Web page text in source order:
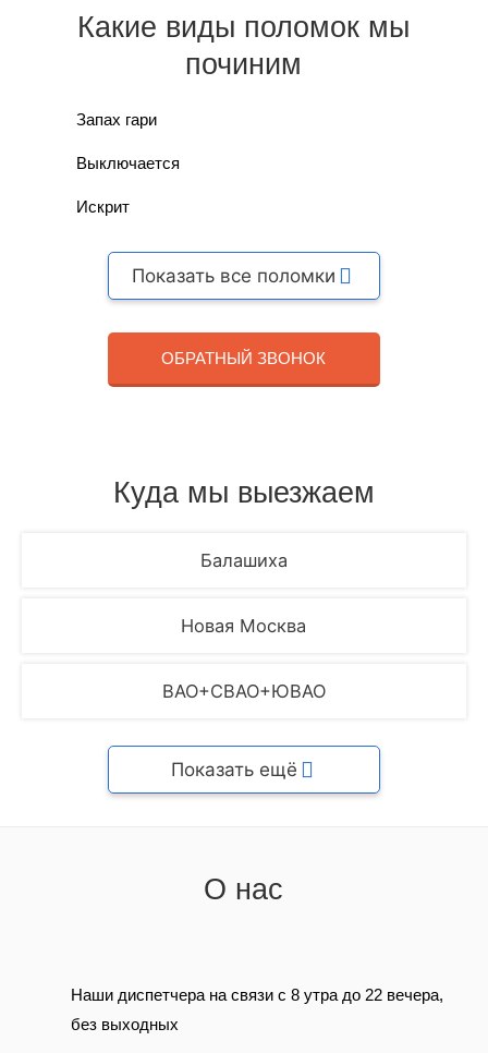
Какие виды поломок мы
починим
Запах гари
Выключается
Искрит
Показать все поломки
ОБРАТНЫЙ ЗВОНОК
Куда мы выезжаем
Балашиха
Новая Москва
ВАО+СВАО+ЮВАО
Показать ещё
О нас
Наши диспетчера на связи с 8 утра до 22 вечера,
без выходных